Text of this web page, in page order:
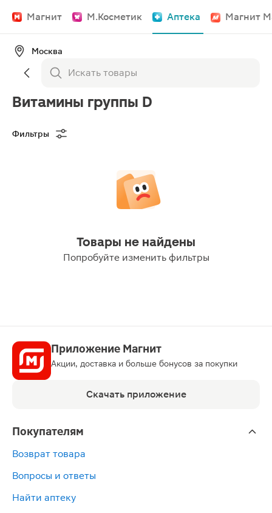
Магнит М.Косметик Аптека Магнит
Москва
Витамины группы D
Фильтры
Товары не найдены
Попробуйте изменить фильтры
Приложение Магнит
Акции, доставка и больше бонусов за покупки
Скачать приложение
Покупателям
Возврат товара
Вопросы и ответы
Найти аптеку